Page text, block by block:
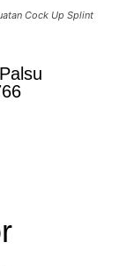
Cock Up Splint